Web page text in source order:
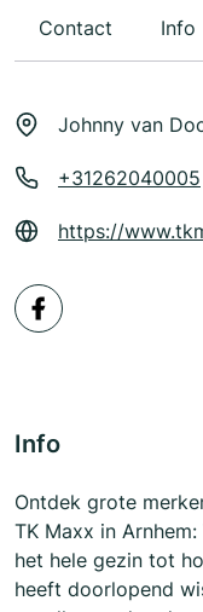
Contact Info
Johnny van
+31262040005
https://
Info
Ontdek grote
TK Maxx in
het hele gezin tot
heeft doorlopend